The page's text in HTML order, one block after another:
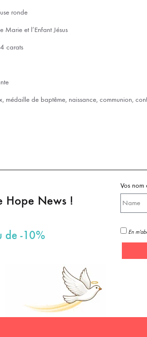
ronde
Marie et l’Enfant Jésus
carats
médaille de baptême, naissance, communion,
Hope News !
de -10%
Vos nom
En